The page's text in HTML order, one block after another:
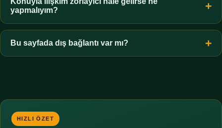
zorunluluktur.
yapmalıyım?
Zaman sınırı koyun, harcadığınız süreyi ölçün ve gerekirse
profesyonel destek alın. Türkiye'de ücretsiz danışma hatları
mevcuttur; yardım istemek güçlü bir adımdır.
Bu sayfada dış bağlantı var mı?
HIZLI ÖZET